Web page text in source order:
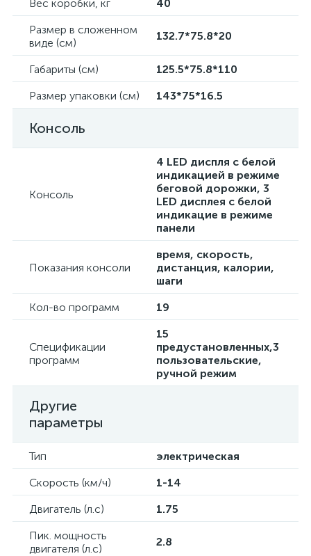
Вес коробки, кг
40
Размер в сложенном
виде (см)
132.7*75.8*20
Габариты (см)
125.5*75.8*110
Размер упаковки (см)
143*75*16.5
Консоль
Консоль
4 LED диспля c белой
индикацией в режиме
беговой дорожки, 3
LED дисплея c белой
индикацие в режиме
панели
Показания консоли
время, скорость,
дистанция, калории,
шаги
Кол-во программ
19
Спецификации
программ
15
предустановленных,3
пользовательские,
ручной режим
Другие
параметры
Тип
электрическая
Скорость (км/ч)
1-14
Двигатель (л.с)
1.75
Пик. мощность
двигателя (л.с)
2.8